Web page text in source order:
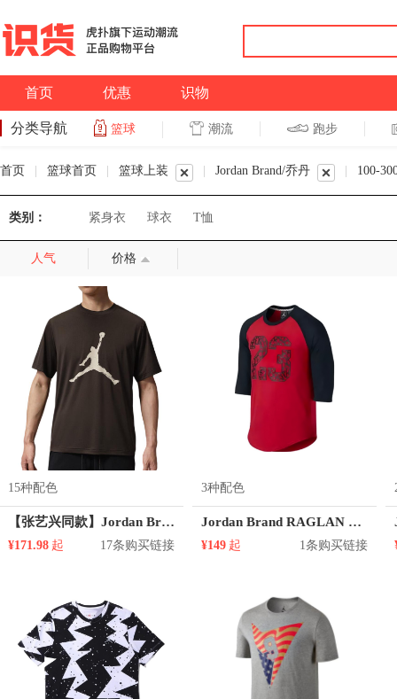
首页 优惠 识物
分类导航 篮球 潮流 跑步
首页 篮球首页 篮球上装 Jordan Brand/乔丹 100-
类别： 紧身衣 球衣 T恤
人气 价格
15种配色
【张艺兴同款】Jordan Brand Jumpman大Logo合身吸湿排汗纯棉套头圆领直筒短袖T恤 CJ0921
¥171.98 起 17条购买链接
3种配色
Jordan Brand RAGLAN TOP 休闲运动七分袖T恤 男女同款 718762
¥149 起 1条购买链接